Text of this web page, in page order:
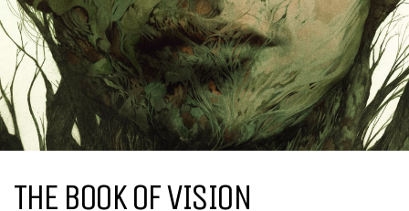
THE BOOK OF VISION